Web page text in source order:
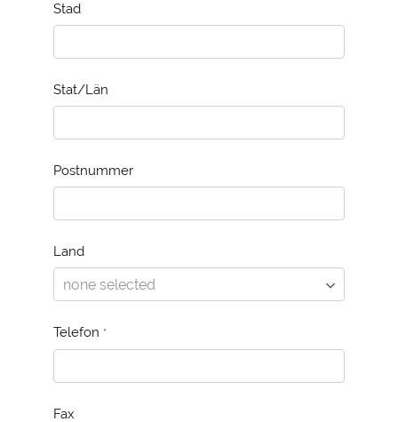
Stad
Stat/Län
Postnummer
Land
Telefon *
Fax